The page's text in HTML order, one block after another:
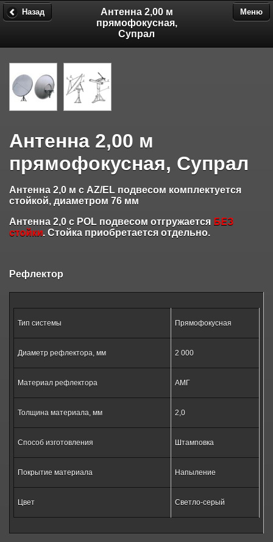
Антенна 2,00 м
прямофокусная,
Супрал
Назад Меню
Антенна 2,00 м
прямофокусная, Супрал
Антенна 2,0 м с AZ/EL подвесом комплектуется
стойкой, диаметром 76 мм
Антенна 2,0 с POL подвесом отгружается БЕЗ
стойки. Стойка приобретается отдельно.
Рефлектор
Тип системы Прямофокусная
Диаметр рефлектора, мм 2 000
Материал рефлектора АМГ
Толщина материала, мм 2,0
Способ изготовления Штамповка
Покрытие материала Напыление
Цвет Светло-серый